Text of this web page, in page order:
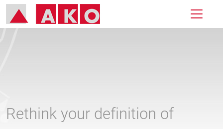
Rethink your definition of